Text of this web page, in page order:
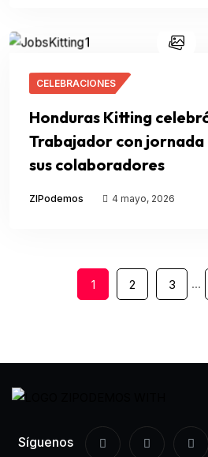
CELEBRACIONES
Honduras Kitting
Trabajador con jornada
sus colaboradores
ZIPodemos 4 mayo, 2026
1 2 3 …
Síguenos